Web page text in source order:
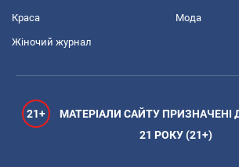
Краса Мода
Жіночий журнал
21+
МАТЕРІАЛИ САЙТУ ПРИЗНАЧЕНІ
21 РОКУ (21+)